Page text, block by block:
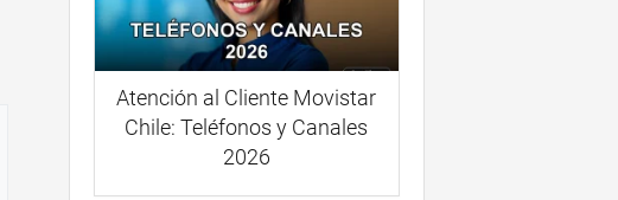
Atención al Cliente Movistar
Chile: Teléfonos y Canales
2026